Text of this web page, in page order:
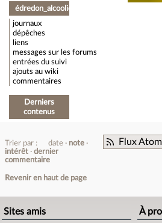
édredon_alcoolique
journaux
dépêches
liens
messages sur les forums
entrées du suivi
ajouts au wiki
commentaires
Derniers
contenus
Flux
Trier par : date
note
intérêt
dernier
commentaire
Revenir en haut de page
Sites amis À